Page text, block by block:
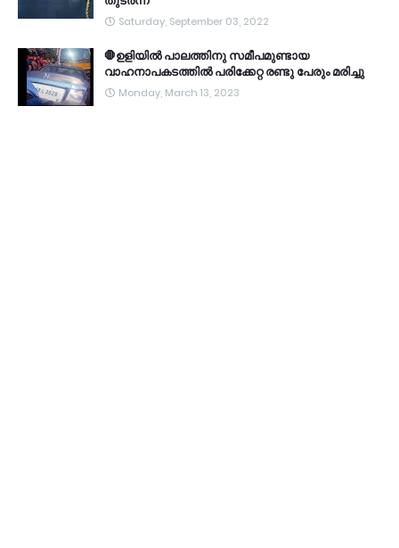
Saturday, September 03, 2022
🛑ഉളിയിൽ പാലത്തിനു സമീപമുണ്ടായ
വാഹനാപകടത്തിൽ പരിക്കേറ്റ രണ്ടു പേരും മരിച്ചു
Monday, March 13, 2023